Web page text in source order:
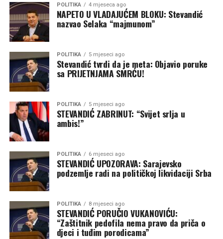
POLITIKA 4 mjeseca ago
NAPETO U VLADAJUĆEM BLOKU: Stevandić
nazvao Selaka “majmunom”
POLITIKA 5 mjeseci ago
Stevandić tvrdi da je meta: Objavio poruke
sa PRIJETNJAMA SMRĆU!
POLITIKA 5 mjeseci ago
STEVANDIĆ ZABRINUT: “Svijet srlja u
ambis!”
POLITIKA 6 mjeseci ago
STEVANDIĆ UPOZORAVA: Sarajevsko
podzemlje radi na političkoj likvidaciji Srba
POLITIKA 8 mjeseci ago
STEVANDIĆ PORUČIO VUKANOVIĆU:
“Zaštitnik pedofila nema pravo da priča o
djeci i tuđim porodicama”